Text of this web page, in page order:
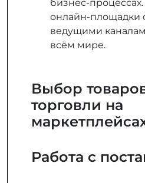
бизнес-
онлайн-площадки
ведущими
всём мире.
Выбор
торговли на
Работа с